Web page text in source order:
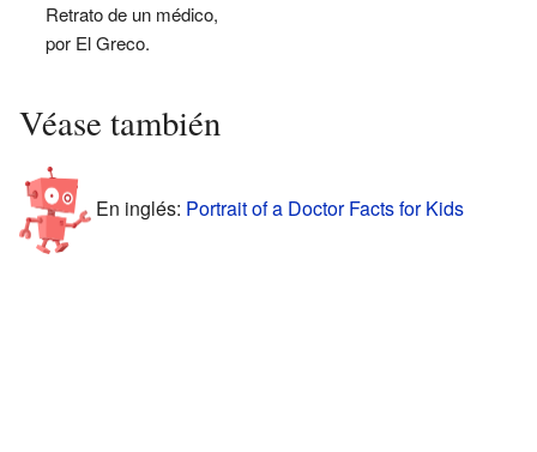
Retrato de un médico,
por El Greco.
Véase también
En inglés: Portrait of a Doctor Facts for Kids